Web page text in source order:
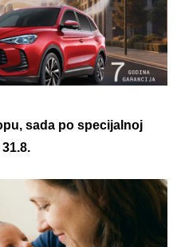
sada po specijalnoj